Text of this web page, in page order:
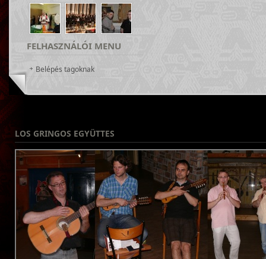
FELHASZNÁLÓI MENU
Belépés tagoknak
LOS GRINGOS EGYÜTTES